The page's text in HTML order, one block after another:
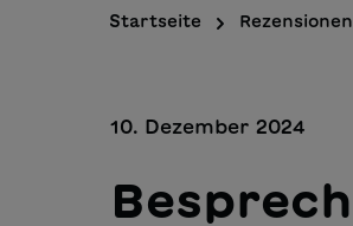
Startseite Rezensionen
10. Dezember 2024